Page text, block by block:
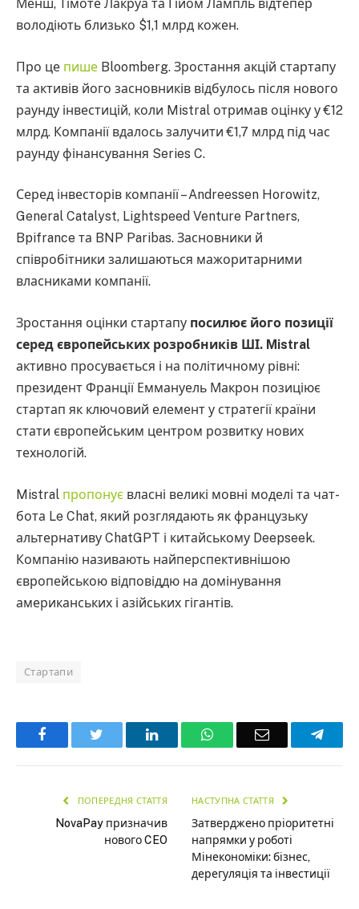
Менш, Тімоте Лакруа та Гійом Лампль відтепер
володіють близько $1,1 млрд кожен.
Про це пише Bloomberg. Зростання акцій стартапу
та активів його засновників відбулось після нового
раунду інвестицій, коли Mistral отримав оцінку у €12
млрд. Компанії вдалось залучити €1,7 млрд під час
раунду фінансування Series C.
Серед інвесторів компанії – Andreessen Horowitz,
General Catalyst, Lightspeed Venture Partners,
Bpifrance та BNP Paribas. Засновники й
співробітники залишаються мажоритарними
власниками компанії.
Зростання оцінки стартапу посилює його позиції
серед європейських розробників ШІ. Mistral
активно просувається і на політичному рівні:
президент Франції Еммануель Макрон позиціює
стартап як ключовий елемент у стратегії країни
стати європейським центром розвитку нових
технологій.
Mistral пропонує власні великі мовні моделі та чат-
бота Le Chat, який розглядають як французьку
альтернативу ChatGPT і китайському Deepseek.
Компанію називають найперспективнішою
європейською відповіддю на домінування
американських і азійських гігантів.
Стартапи
Facebook LinkedInWhatsAppEmail
ПОПЕРЕДНЯ СТАТТЯ
NovaPay призначив
нового CEO
НАСТУПНА СТАТТЯ
Затверджено пріоритетні
напрямки у роботі
Мінекономіки: бізнес,
дерегуляція та інвестиції